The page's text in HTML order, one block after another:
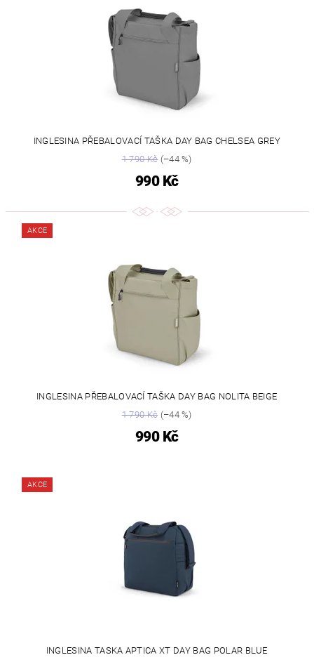
INGLESINA PŘEBALOVACÍ TAŠKA DAY BAG CHELSEA GREY
1 790 Kč(–44 %)
990 Kč
AKCE
INGLESINA PŘEBALOVACÍ TAŠKA DAY BAG NOLITA BEIGE
1 790 Kč(–44 %)
990 Kč
AKCE
INGLESINA TASKA APTICA XT DAY BAG POLAR BLUE